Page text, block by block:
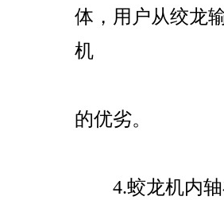
体，用户从绞龙
机
的优劣。
4.蛟龙机内轴